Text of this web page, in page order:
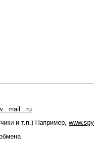
. mail . ru
и т.п.) Например,